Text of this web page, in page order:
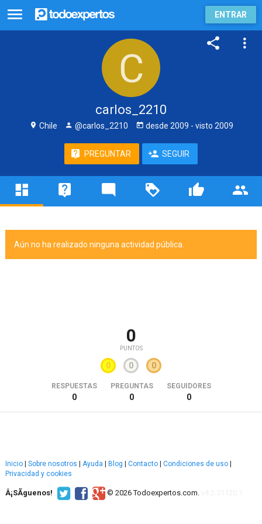
ENTRAR
carlos_2210
Chile @carlos_2210 desde 2009 - visto 2009
PREGUNTAR SEGUIR
Aún no ha realizado ninguna actividad pública.
0
PUNTOS
0 0 0
RESPUESTAS
0
PREGUNTAS
0
SEGUIDORES
0
Inicio Sobre nosotros Ayuda Blog Contacto Condiciones de uso
Privacidad y cookies
Â¡SÃ­guenos! © 2026 Todoexpertos.com.